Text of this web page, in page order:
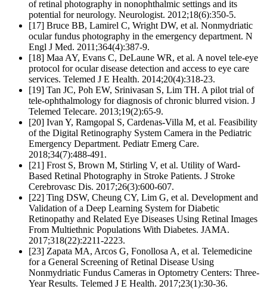
of retinal photography in nonophthalmic settings and its
potential for neurology. Neurologist. 2012;18(6):350-5.
[17] Bruce BB, Lamirel C, Wright DW, et al. Nonmydriatic
ocular fundus photography in the emergency department. N
Engl J Med. 2011;364(4):387-9.
[18] Maa AY, Evans C, DeLaune WR, et al. A novel tele-eye
protocol for ocular disease detection and access to eye care
services. Telemed J E Health. 2014;20(4):318-23.
[19] Tan JC, Poh EW, Srinivasan S, Lim TH. A pilot trial of
tele-ophthalmology for diagnosis of chronic blurred vision. J
Telemed Telecare. 2013;19(2):65-9.
[20] Ivan Y, Ramgopal S, Cardenas-Villa M, et al. Feasibility
of the Digital Retinography System Camera in the Pediatric
Emergency Department. Pediatr Emerg Care.
2018;34(7):488-491.
[21] Frost S, Brown M, Stirling V, et al. Utility of Ward-
Based Retinal Photography in Stroke Patients. J Stroke
Cerebrovasc Dis. 2017;26(3):600-607.
[22] Ting DSW, Cheung CY, Lim G, et al. Development and
Validation of a Deep Learning System for Diabetic
Retinopathy and Related Eye Diseases Using Retinal Images
From Multiethnic Populations With Diabetes. JAMA.
2017;318(22):2211-2223.
[23] Zapata MA, Arcos G, Fonollosa A, et al. Telemedicine
for a General Screening of Retinal Disease Using
Nonmydriatic Fundus Cameras in Optometry Centers: Three-
Year Results. Telemed J E Health. 2017;23(1):30-36.